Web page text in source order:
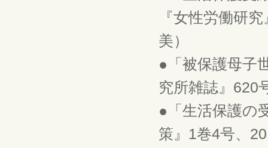
『女性労働研
美）
●「被保護母子
究所雑誌』620
●「生活保護の
策』1巻4号、